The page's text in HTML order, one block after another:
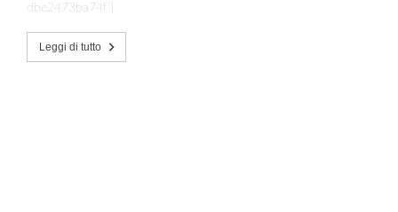
dbe2473ba74f’]
Leggi di tutto